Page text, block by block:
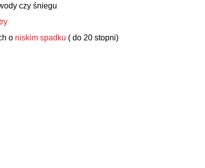
czy śniegu
o niskim spadku ( do 20 stopni)